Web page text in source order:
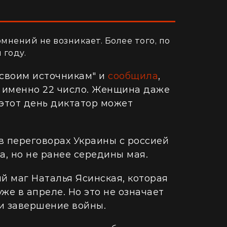
не возникает. Более того, по
источникам" и сообщила,
именно 22 число. Женщина даже
день диктатор может
переговорах Украины с россией
но не ранее середины мая.
маг Наталья Ясинская, которая
в апреле. Но это не означает
завершение войны.